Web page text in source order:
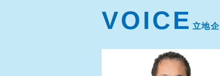
VOICE 立地